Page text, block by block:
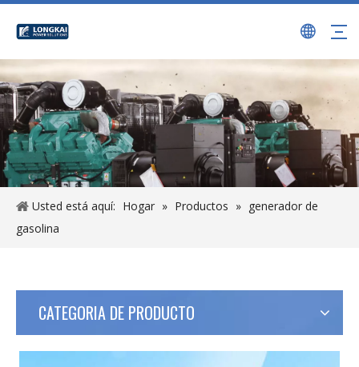
Usted está aquí: Hogar » Productos » generador de
gasolina
CATEGORIA DE PRODUCTO